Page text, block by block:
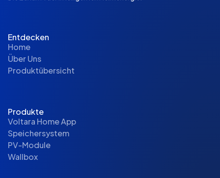
Entdecken
Home
Über Uns
Produktübersicht
Produkte
Voltara Home App
Speichersystem
PV-Module
Wallbox